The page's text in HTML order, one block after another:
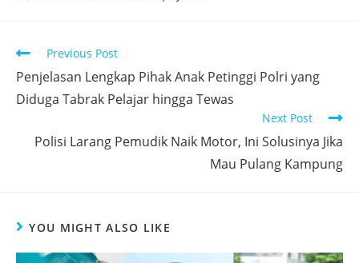
Read
articles
Previous Post
Penjelasan Lengkap Pihak Anak Petinggi Polri yang
Diduga Tabrak Pelajar hingga Tewas
Next Post
Polisi Larang Pemudik Naik Motor, Ini Solusinya Jika
Mau Pulang Kampung
YOU MIGHT ALSO LIKE